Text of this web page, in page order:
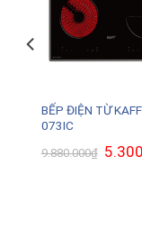
BẾP ĐIỆN TỪ
073IC
9.880.000₫ Giá
gốc